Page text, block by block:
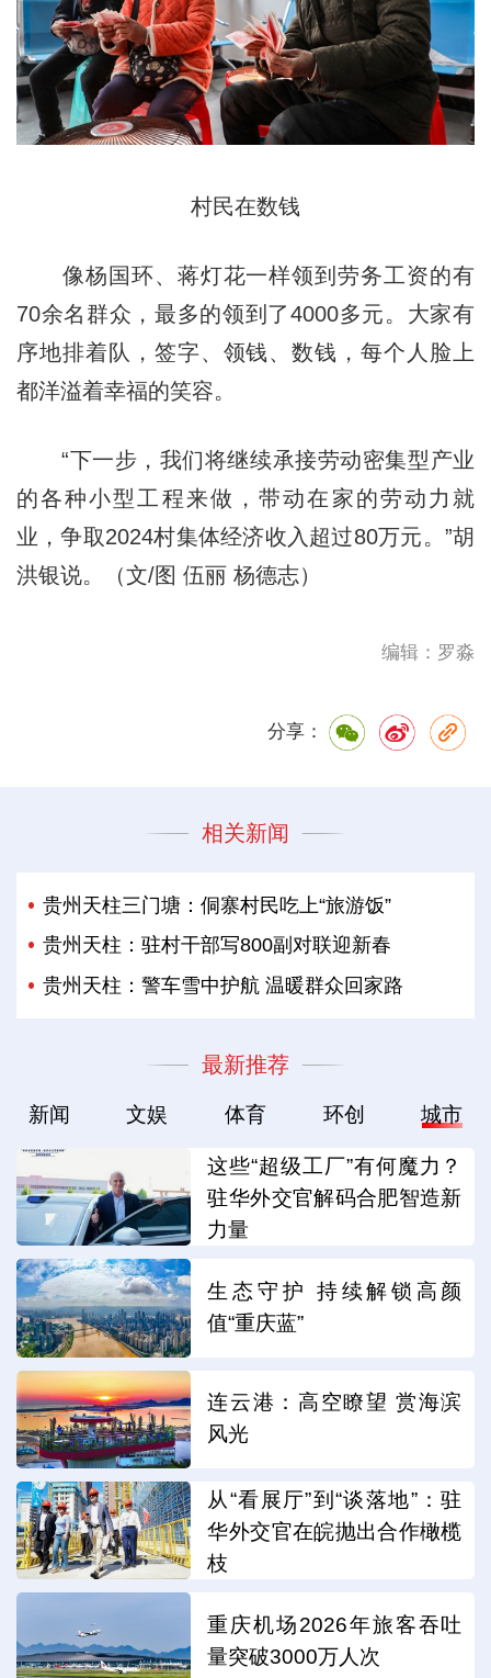
村民在数钱
像杨国环、蒋灯花一样领到劳务工资的有
70余名群众，最多的领到了4000多元。大家有
序地排着队，签字、领钱、数钱，每个人脸上
都洋溢着幸福的笑容。
“下一步，我们将继续承接劳动密集型产业
的各种小型工程来做，带动在家的劳动力就
业，争取2024村集体经济收入超过80万元。”胡
洪银说。（文/图 伍丽 杨德志）
编辑：罗淼
分享：
相关新闻
贵州天柱三门塘：侗寨村民吃上“旅游饭”
贵州天柱：驻村干部写800副对联迎新春
贵州天柱：警车雪中护航 温暖群众回家路
最新推荐
新闻 文娱 体育 环创 城市
这些“超级工厂”有何魔力？
驻华外交官解码合肥智造新
力量
生态守护 持续解锁高颜
值“重庆蓝”
连云港：高空瞭望 赏海滨
风光
从“看展厅”到“谈落地”：驻
华外交官在皖抛出合作橄榄
枝
重庆机场2026年旅客吞吐
量突破3000万人次